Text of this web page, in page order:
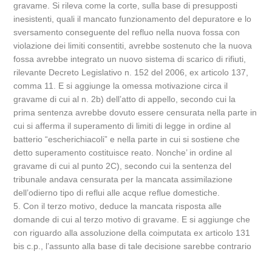
gravame. Si rileva come la corte, sulla base di presupposti
inesistenti, quali il mancato funzionamento del depuratore e lo
sversamento conseguente del refluo nella nuova fossa con
violazione dei limiti consentiti, avrebbe sostenuto che la nuova
fossa avrebbe integrato un nuovo sistema di scarico di rifiuti,
rilevante Decreto Legislativo n. 152 del 2006, ex articolo 137,
comma 11. E si aggiunge la omessa motivazione circa il
gravame di cui al n. 2b) dell’atto di appello, secondo cui la
prima sentenza avrebbe dovuto essere censurata nella parte in
cui si afferma il superamento di limiti di legge in ordine al
batterio “escherichiacoli” e nella parte in cui si sostiene che
detto superamento costituisce reato. Nonche’ in ordine al
gravame di cui al punto 2C), secondo cui la sentenza del
tribunale andava censurata per la mancata assimilazione
dell’odierno tipo di reflui alle acque reflue domestiche.
5. Con il terzo motivo, deduce la mancata risposta alle
domande di cui al terzo motivo di gravame. E si aggiunge che
con riguardo alla assoluzione della coimputata ex articolo 131
bis c.p., l’assunto alla base di tale decisione sarebbe contrario